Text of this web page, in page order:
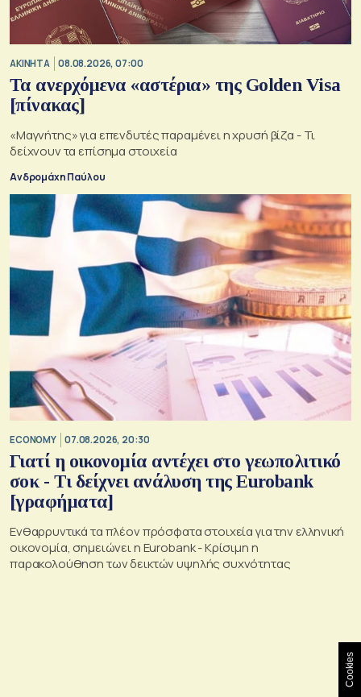
ΑΚΙΝΗΤΑ 08.08.2026, 07:00
Τα ανερχόμενα «αστέρια» της Golden Visa
[πίνακας]
«Μαγνήτης» για επενδυτές παραμένει η χρυσή βίζα - Τι
δείχνουν τα επίσημα στοιχεία
Ανδρομάχη Παύλου
ECONOMY 07.08.2026, 20:30
Γιατί η οικονομία αντέχει στο γεωπολιτικό
σοκ - Τι δείχνει ανάλυση της Eurobank
[γραφήματα]
Ενθαρρυντικά τα πλέον πρόσφατα στοιχεία για την ελληνική
οικονομία, σημειώνει η Eurobank - Kρίσιμη η
παρακολούθηση των δεικτών υψηλής συχνότητας
Cookies